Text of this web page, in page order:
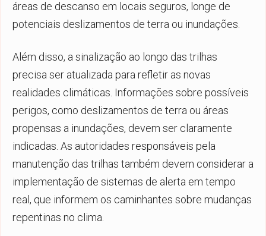
áreas de descanso em locais seguros, longe de
potenciais deslizamentos de terra ou inundações.
Além disso, a sinalização ao longo das trilhas
precisa ser atualizada para refletir as novas
realidades climáticas. Informações sobre possíveis
perigos, como deslizamentos de terra ou áreas
propensas a inundações, devem ser claramente
indicadas. As autoridades responsáveis pela
manutenção das trilhas também devem considerar a
implementação de sistemas de alerta em tempo
real, que informem os caminhantes sobre mudanças
repentinas no clima.